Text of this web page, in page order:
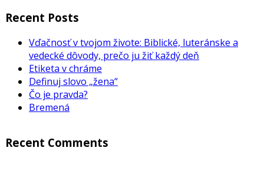
Recent Posts
Vďačnosť v tvojom živote: Biblické, luteránske a
vedecké dôvody, prečo ju žiť každý deň
Etiketa v chráme
Definuj slovo „žena“
Čo je pravda?
Bremená
Recent Comments